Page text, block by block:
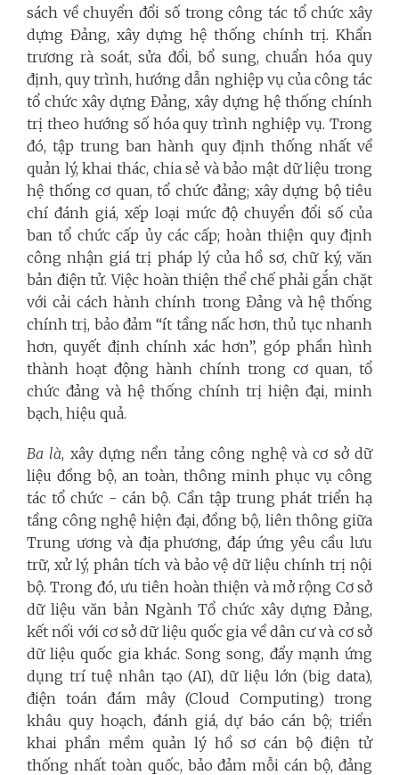
sách về chuyển đổi số trong công tác tổ chức xây
dựng Đảng, xây dựng hệ thống chính trị. Khẩn
trương rà soát, sửa đổi, bổ sung, chuẩn hóa quy
định, quy trình, hướng dẫn nghiệp vụ của công tác
tổ chức xây dựng Đảng, xây dựng hệ thống chính
trị theo hướng số hóa quy trình nghiệp vụ. Trong
đó, tập trung ban hành quy định thống nhất về
quản lý, khai thác, chia sẻ và bảo mật dữ liệu trong
hệ thống cơ quan, tổ chức đảng; xây dựng bộ tiêu
chí đánh giá, xếp loại mức độ chuyển đổi số của
ban tổ chức cấp ủy các cấp; hoàn thiện quy định
công nhận giá trị pháp lý của hồ sơ, chữ ký, văn
bản điện tử. Việc hoàn thiện thể chế phải gắn chặt
với cải cách hành chính trong Đảng và hệ thống
chính trị, bảo đảm “ít tầng nấc hơn, thủ tục nhanh
hơn, quyết định chính xác hơn”, góp phần hình
thành hoạt động hành chính trong cơ quan, tổ
chức đảng và hệ thống chính trị hiện đại, minh
bạch, hiệu quả.
Ba là, xây dựng nền tảng công nghệ và cơ sở dữ
liệu đồng bộ, an toàn, thông minh phục vụ công
tác tổ chức - cán bộ. Cần tập trung phát triển hạ
tầng công nghệ hiện đại, đồng bộ, liên thông giữa
Trung ương và địa phương, đáp ứng yêu cầu lưu
trữ, xử lý, phân tích và bảo vệ dữ liệu chính trị nội
bộ. Trong đó, ưu tiên hoàn thiện và mở rộng Cơ sở
dữ liệu văn bản Ngành Tổ chức xây dựng Đảng,
kết nối với cơ sở dữ liệu quốc gia về dân cư và cơ sở
dữ liệu quốc gia khác. Song song, đẩy mạnh ứng
dụng trí tuệ nhân tạo (AI), dữ liệu lớn (big data),
điện toán đám mây (Cloud Computing) trong
khâu quy hoạch, đánh giá, dự báo cán bộ; triển
khai phần mềm quản lý hồ sơ cán bộ điện tử
thống nhất toàn quốc, bảo đảm mỗi cán bộ, đảng